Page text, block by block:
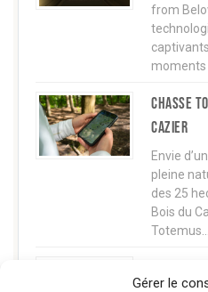
Gérer le
from
moments
Chasse
Cazier
Envie
pleine
des 25
Bois du
Totemus…